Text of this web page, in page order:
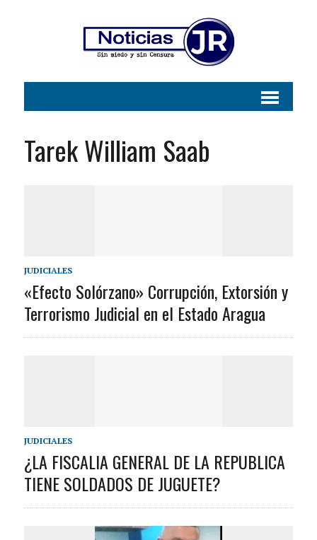
Tarek William Saab
JUDICIALES
«Efecto Solórzano» Corrupción, Extorsión y
Terrorismo Judicial en el Estado Aragua
JUDICIALES
¿LA FISCALIA GENERAL DE LA REPUBLICA
TIENE SOLDADOS DE JUGUETE?